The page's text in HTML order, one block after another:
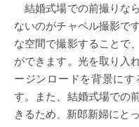
結婚式場での前撮りな
ないのがチャペル撮影で
な空間で撮影することで
ができます。光を取り入
ージンロードを背景に
す。また、結婚式場での
きるため、新郎新婦にと